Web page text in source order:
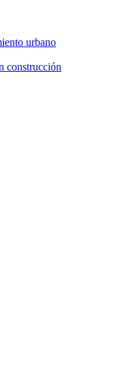
urbano
construcción